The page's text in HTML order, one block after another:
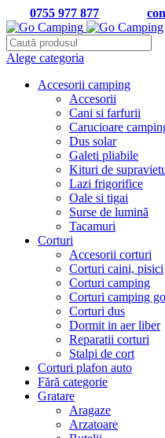
0755 977 877
Alege categoria
Accesorii camping
Accesorii
Cani si farfurii
Carucioare
Dus solar
Galeti pliabile
Kituri de
Lazi frigorifice
Oale si tigai
Surse de lumină
Tacamuri
Corturi
Accesorii corturi
Corturi caini, pisici
Corturi camping
Corturi camping
Corturi dus
Dormit in aer liber
Reparatii corturi
Stalpi de cort
Corturi plafon auto
Fără categorie
Gratare
Aragaze
Arzatoare